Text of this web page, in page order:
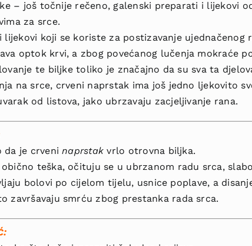
– još točnije rečeno, galenski preparati i lijekovi
za srce.
lije­kovi koji se koriste za postizavanje ujednače­nog
optok krvi, a zbog povećanog lučenja mokraće
te biljke toliko je značajno da su sva ta
na srce, crveni naprstak ima još jedno ljekovito
od listova, jako ubrzavaju zacjeljivanje rana.
da je crveninaprstak vrlo otrovna biljka.
obično teška, očituju se u ubrzanom radu srca,
bolovi po cijelom tijelu, usnice popla­ve, a
završavaju smrću zbog prestanka rada srca.